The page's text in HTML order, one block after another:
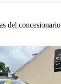
del concesionario